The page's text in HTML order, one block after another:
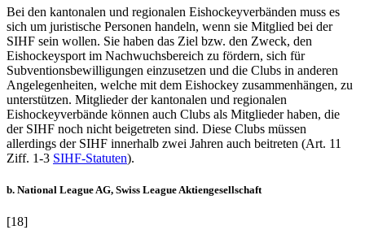
Bei den kantonalen und regionalen Eishockeyverbänden muss es
sich um juristische Personen handeln, wenn sie Mitglied bei der
SIHF sein wollen. Sie haben das Ziel bzw. den Zweck, den
Eishockeysport im Nachwuchsbereich zu fördern, sich für
Subventionsbewilligungen einzusetzen und die Clubs in anderen
Angelegenheiten, welche mit dem Eishockey zusammenhängen, zu
unterstützen. Mitglieder der kantonalen und regionalen
Eishockeyverbände können auch Clubs als Mitglieder haben, die
der SIHF noch nicht beigetreten sind. Diese Clubs müssen
allerdings der SIHF innerhalb zwei Jahren auch beitreten (Art. 11
Ziff. 1-3 SIHF-Statuten).
b. National League AG, Swiss League Aktiengesellschaft
[18]